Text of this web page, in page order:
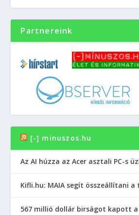
Partnereink
[-] minuszos.hu
Az AI húzza az Acer asztali PC-s
Kifli.hu: MAIA segít összeállítani
567 millió dollár birságot kapott